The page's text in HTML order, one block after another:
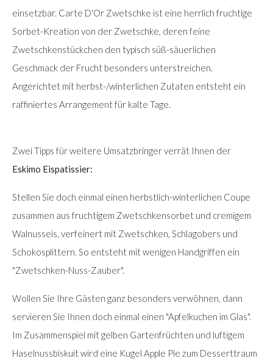
einsetzbar. Carte D'Or Zwetschke ist eine herrlich fruchtige
Sorbet-Kreation von der Zwetschke, deren feine
Zwetschkenstückchen den typisch süß-säuerlichen
Geschmack der Frucht besonders unterstreichen.
Angerichtet mit herbst-/winterlichen Zutaten entsteht ein
raffiniertes Arrangement für kalte Tage.
Zwei Tipps für weitere Umsatzbringer verrät Ihnen der
Eskimo Eispatissier:
Stellen Sie doch einmal einen herbstlich-winterlichen Coupe
zusammen aus fruchtigem Zwetschkensorbet und cremigem
Walnusseis, verfeinert mit Zwetschken, Schlagobers und
Schokosplittern. So entsteht mit wenigen Handgriffen ein
"Zwetschken-Nuss-Zauber".
Wollen Sie Ihre Gästen ganz besonders verwöhnen, dann
servieren Sie Ihnen doch einmal einen "Apfelkuchen im Glas".
Im Zusammenspiel mit gelben Gartenfrüchten und luftigem
Haselnussbiskuit wird eine Kugel Apple Pie zum Desserttraum